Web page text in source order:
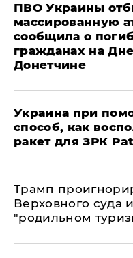
ПВО Украины
массированную
сообщила о
гражданах на
Донетчине
Украина при
способ, как
ракет для ЗРК
Трамп
Верховного суда
"родильном